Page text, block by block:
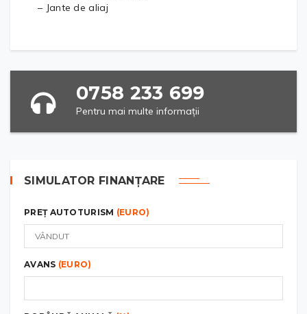
– Jante de aliaj
0758 233 699
Pentru mai multe informații
SIMULATOR FINANȚARE
PREȚ AUTOTURISM (EURO)
AVANS (EURO)